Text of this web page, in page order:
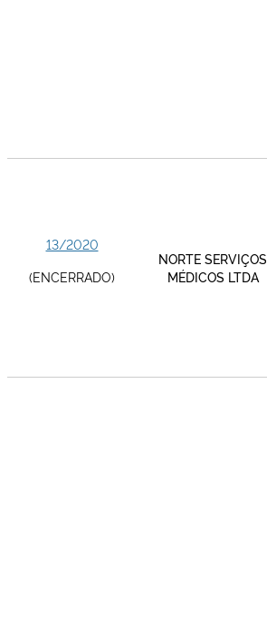
13/2020
(ENCERRADO)
NORTE SERVIÇOS
MÉDICOS LTDA